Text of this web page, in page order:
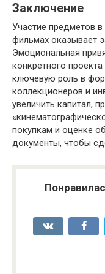
Заключение
Участие предметов
фильмах оказывает
Эмоциональная
конкретного
ключевую роль в
коллекционеров и
увеличить капитал,
покупкам и оценке
документы, чтобы